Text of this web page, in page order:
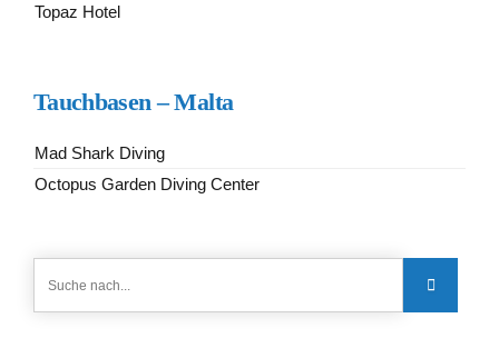
Topaz Hotel
Tauchbasen – Malta
Mad Shark Diving
Octopus Garden Diving Center